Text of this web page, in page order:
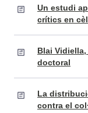
Un estudi
crítics en
Blai
doctoral
La
contra el